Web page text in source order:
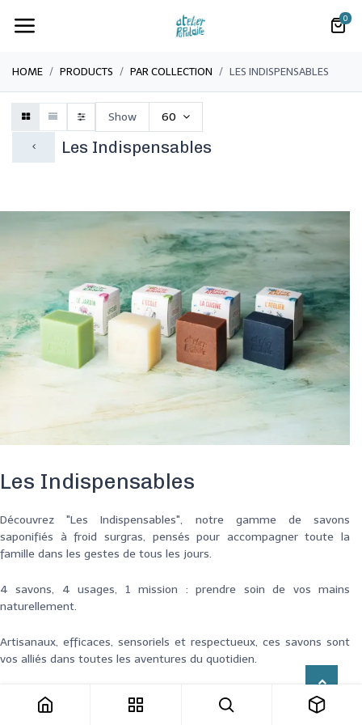
0
HOME PRODUCTS PAR COLLECTION LES INDISPENSABLES
Les Indispensables
Show 60
Les Indispensables
Découvrez "Les Indispensables", notre gamme de savons
saponifiés à froid surgras, pensés pour accompagner toute la
famille dans les gestes de tous les jours.
4 savons, 4 usages, 1 mission : prendre soin de vos mains
naturellement.
Artisanaux, efficaces, sensoriels et respectueux, ces savons sont
vos alliés dans toutes les aventures du quotidien.
Jamais sans son Indispensable !